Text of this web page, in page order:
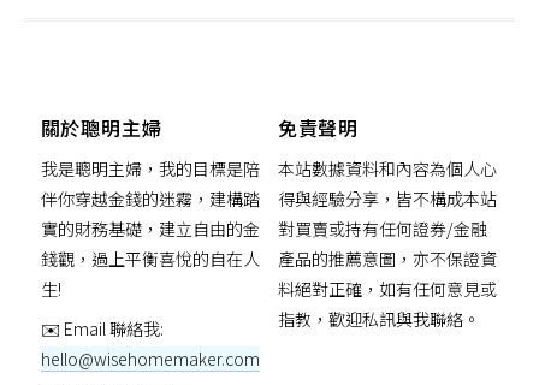
關於聰明主婦
我是聰明主婦，我的目標是陪
伴你穿越金錢的迷霧，建構踏
實的財務基礎，建立自由的金
錢觀，過上平衡喜悅的自在人
生!
✉️ Email 聯絡我:
hello@wisehomemaker.com
免責聲明
本站數據資料和內容為個人心
得與經驗分享，皆不構成本站
對買賣或持有任何證券/金融
產品的推薦意圖，亦不保證資
料絕對正確，如有任何意見或
指教，歡迎私訊與我聯絡。